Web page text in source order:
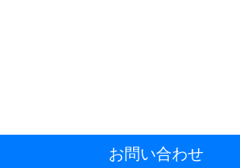
お問い合わせ